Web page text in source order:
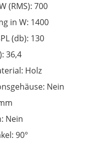
(RMS): 700
in W: 1400
(db): 130
36,4
Holz
Nein
Nein
90°